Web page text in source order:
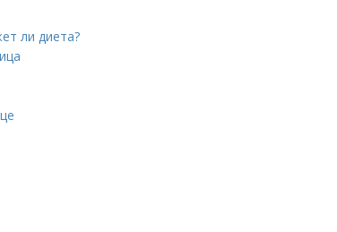
ли диета?